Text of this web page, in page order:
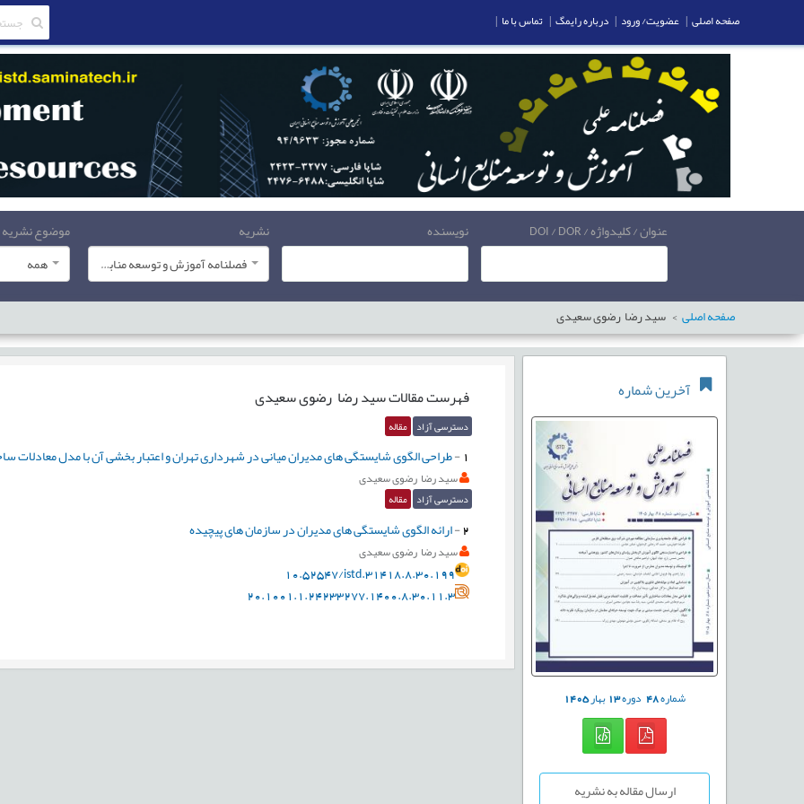
عنوان / کلیدواژه / DOI / DOR نویسنده
نشریه
فصلنامه آموزش و توسعه منابع انسانی
موضوع نشریه
همه
صفحه اصلی سید رضا رضوی سعیدی
آخرین شماره
شماره48 دوره13بهار1405
ارسال مقاله به نشریه
فهرست مقالاتسید رضا رضوی سعیدی
دسترسی آزاد مقاله
1
-طراحی الگوی شایستگی های مدیران میانی در شهرداری تهران و اعتبار بخشی آن با مدل معادلات
سید رضا رضوی سعیدی
دسترسی آزاد مقاله
2
-ارائه الگوی شایستگی های مدیران در سازمان های پیچیده
سید رضا رضوی سعیدی
10.52547/istd.31418.8.30.199
20.1001.1.24233277.1400.8.30.11.3
صفحه اصلی | عضویت/ ورود | درباره رایمگ | تماس با ما |